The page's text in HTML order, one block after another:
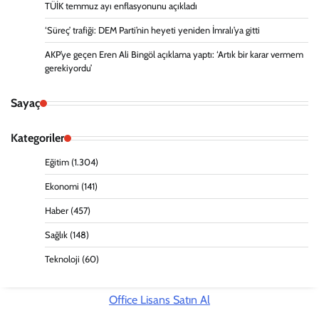
TÜİK temmuz ayı enflasyonunu açıkladı
‘Süreç’ trafiği: DEM Parti’nin heyeti yeniden İmralı’ya gitti
AKP’ye geçen Eren Ali Bingöl açıklama yaptı: ‘Artık bir karar vermem
gerekiyordu’
Sayaç
Kategoriler
Eğitim (1.304)
Ekonomi (141)
Haber (457)
Sağlık (148)
Teknoloji (60)
Office Lisans Satın Al